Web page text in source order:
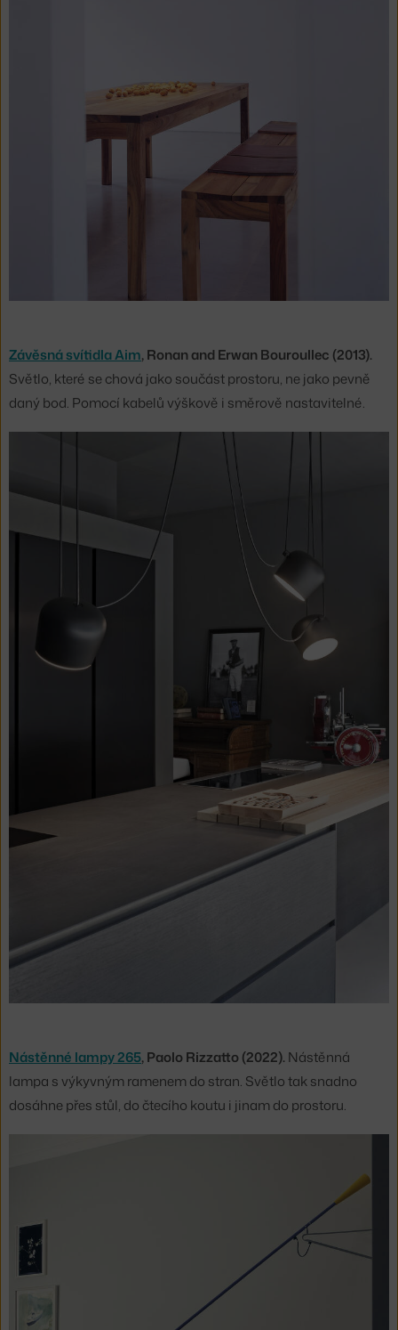
Závěsná svítidla Aim, Ronan and Erwan Bouroullec (2013).
Světlo, které se chová jako součást prostoru, ne jako pevně
daný bod. Pomocí kabelů výškově i směrově nastavitelné.
Nástěnné lampy 265, Paolo Rizzatto (2022). Nástěnná
lampa s výkyvným ramenem do stran. Světlo tak snadno
dosáhne přes stůl, do čtecího koutu i jinam do prostoru.